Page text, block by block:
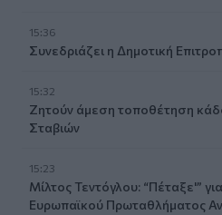
15:36
Συνεδριάζει η Δημοτική
15:32
Ζητούν άμεση τοποθέτηση
Σταβιών
15:23
Μίλτος Τεντόγλου: “Πέταξε'”
Ευρωπαϊκού Πρωταθλήματος